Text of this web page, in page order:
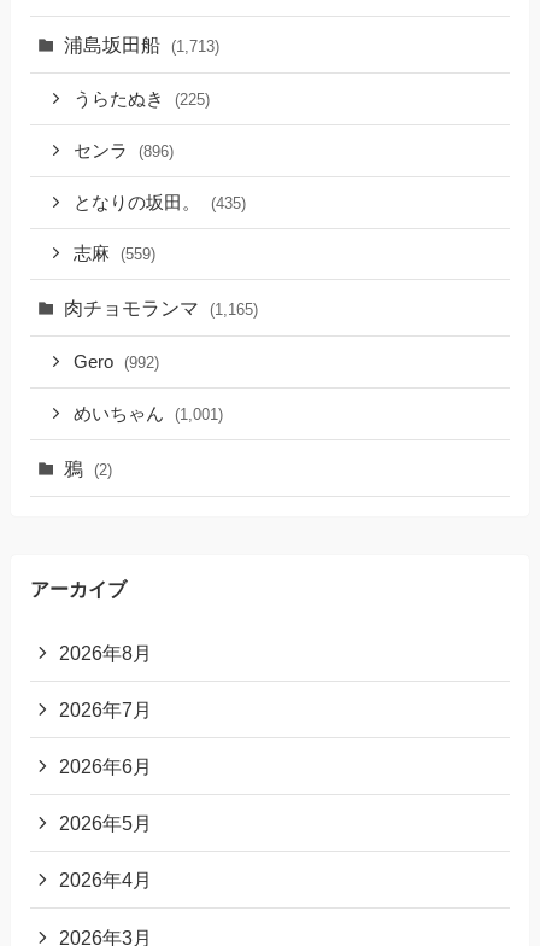
浦島坂田船 (1,713)
うらたぬき (225)
センラ (896)
となりの坂田。 (435)
志麻 (559)
肉チョモランマ (1,165)
Gero (992)
めいちゃん (1,001)
鴉 (2)
アーカイブ
2026年8月
2026年7月
2026年6月
2026年5月
2026年4月
2026年3月